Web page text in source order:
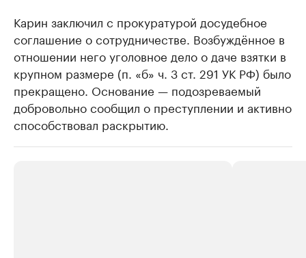
Карин заключил с прокуратурой досудебное
соглашение о сотрудничестве. Возбуждённое в
отношении него уголовное дело о даче взятки в
крупном размере (п. «б» ч. 3 ст. 291 УК РФ) было
прекращено. Основание — подозреваемый
добровольно сообщил о преступлении и активно
способствовал раскрытию.